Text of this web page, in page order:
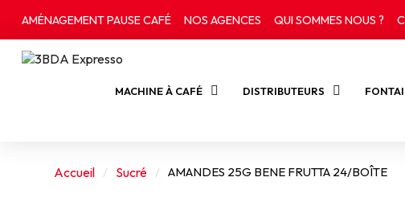
AMÉNAGEMENT PAUSE CAFÉ NOS AGENCES QUI SOMMES NOUS ?
MACHINE À CAFÉ DISTRIBUTEURS
Accueil Sucré AMANDES 25G BENE FRUTTA 24/BOÎTE